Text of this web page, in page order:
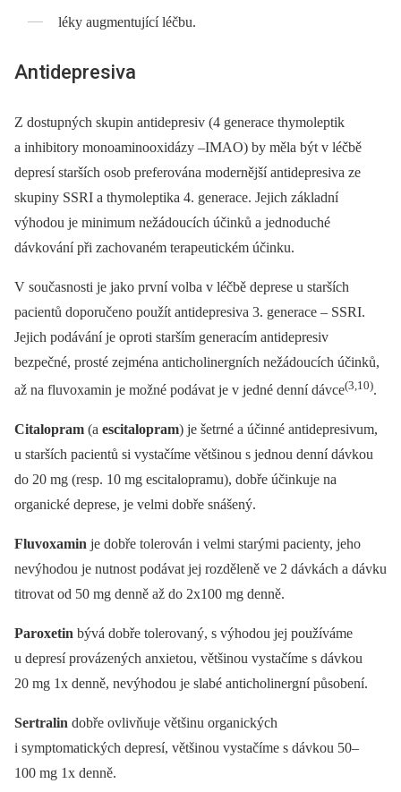
léky augmentující léčbu.
Antidepresiva
Z dostupných skupin antidepresiv (4 generace thymoleptik
a inhibitory monoaminooxidázy –IMAO) by měla být v léčbě
depresí starších osob preferována modernější antidepresiva ze
skupiny SSRI a thymoleptika 4. generace. Jejich základní
výhodou je minimum nežádoucích účinků a jednoduché
dávkování při zachovaném terapeutickém účinku.
V současnosti je jako první volba v léčbě deprese u starších
pacientů doporučeno použít antidepresiva 3. generace –⁠ SSRI.
Jejich podávání je oproti starším generacím antidepresiv
bezpečné, prosté zejména anticholinergních nežádoucích účinků,
až na fluvoxamin je možné podávat je v jedné denní dávce(3,10).
Citalopram (a escitalopram) je šetrné a účinné antidepresivum,
u starších pacientů si vystačíme většinou s jednou denní dávkou
do 20 mg (resp. 10 mg escitalopramu), dobře účinkuje na
organické deprese, je velmi dobře snášený.
Fluvoxamin je dobře tolerován i velmi starými pacienty, jeho
nevýhodou je nutnost podávat jej rozděleně ve 2 dávkách a dávku
titrovat od 50 mg denně až do 2x100 mg denně.
Paroxetin bývá dobře tolerovaný, s výhodou jej používáme
u depresí provázených anxietou, většinou vystačíme s dávkou
20 mg 1x denně, nevýhodou je slabé anticholinergní působení.
Sertralin dobře ovlivňuje většinu organických
i symptomatických depresí, většinou vystačíme s dávkou 50–
100 mg 1x denně.